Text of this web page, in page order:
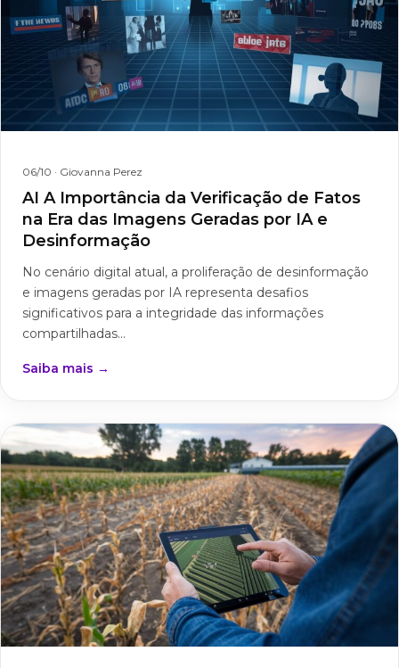
06/10 · Giovanna Perez
AI A Importância da Verificação de Fatos
na Era das Imagens Geradas por IA e
Desinformação
No cenário digital atual, a proliferação de desinformação
e imagens geradas por IA representa desafios
significativos para a integridade das informações
compartilhadas...
Saiba mais →